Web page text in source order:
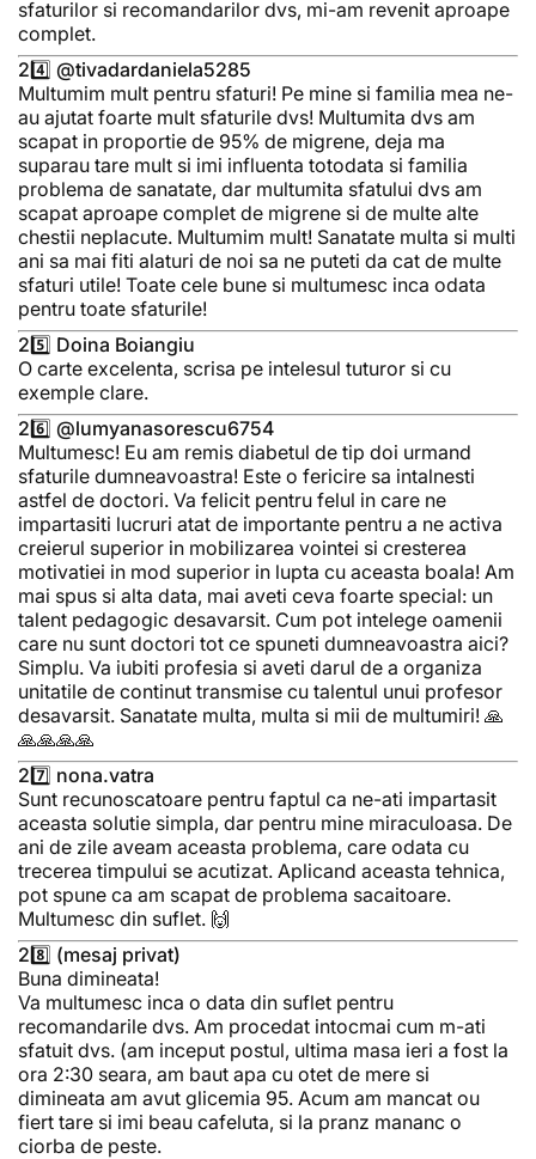
sfaturilor si recomandarilor dvs, mi-am revenit aproape
complet.
24️⃣ @tivadardaniela5285
Multumim mult pentru sfaturi! Pe mine si familia mea ne-
au ajutat foarte mult sfaturile dvs! Multumita dvs am
scapat in proportie de 95% de migrene, deja ma
suparau tare mult si imi influenta totodata si familia
problema de sanatate, dar multumita sfatului dvs am
scapat aproape complet de migrene si de multe alte
chestii neplacute. Multumim mult! Sanatate multa si multi
ani sa mai fiti alaturi de noi sa ne puteti da cat de multe
sfaturi utile! Toate cele bune si multumesc inca odata
pentru toate sfaturile!
25️⃣ Doina Boiangiu
O carte excelenta, scrisa pe intelesul tuturor si cu
exemple clare.
26️⃣ @lumyanasorescu6754
Multumesc! Eu am remis diabetul de tip doi urmand
sfaturile dumneavoastra! Este o fericire sa intalnesti
astfel de doctori. Va felicit pentru felul in care ne
impartasiti lucruri atat de importante pentru a ne activa
creierul superior in mobilizarea vointei si cresterea
motivatiei in mod superior in lupta cu aceasta boala! Am
mai spus si alta data, mai aveti ceva foarte special: un
talent pedagogic desavarsit. Cum pot intelege oamenii
care nu sunt doctori tot ce spuneti dumneavoastra aici?
Simplu. Va iubiti profesia si aveti darul de a organiza
unitatile de continut transmise cu talentul unui profesor
desavarsit. Sanatate multa, multa si mii de multumiri! 🙏
🙏🙏🙏🙏
27️⃣ nona.vatra
Sunt recunoscatoare pentru faptul ca ne-ati impartasit
aceasta solutie simpla, dar pentru mine miraculoasa. De
ani de zile aveam aceasta problema, care odata cu
trecerea timpului se acutizat. Aplicand aceasta tehnica,
pot spune ca am scapat de problema sacaitoare.
Multumesc din suflet. 🙌
28️⃣ (mesaj privat)
Buna dimineata!
Va multumesc inca o data din suflet pentru
recomandarile dvs. Am procedat intocmai cum m-ati
sfatuit dvs. (am inceput postul, ultima masa ieri a fost la
ora 2:30 seara, am baut apa cu otet de mere si
dimineata am avut glicemia 95. Acum am mancat ou
fiert tare si imi beau cafeluta, si la pranz mananc o
ciorba de peste.